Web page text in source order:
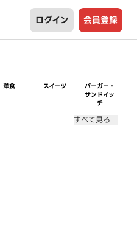
ログイン 会員登録
洋食 スイーツ
バーガー・
サンドイッ
チ
すべて見る